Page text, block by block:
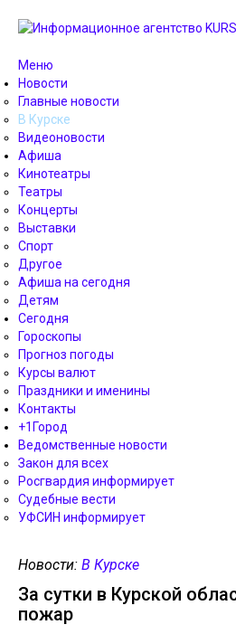
Меню
Новости
Главные новости
В Курске
Видеоновости
Афиша
Кинотеатры
Театры
Концерты
Выставки
Спорт
Другое
Афиша на сегодня
Детям
Сегодня
Гороскопы
Прогноз погоды
Курсы валют
Праздники и именины
Контакты
+1Город
Ведомственные новости
Закон для всех
Росгвардия информирует
Судебные вести
УФСИН информирует
Новости: В Курске
За сутки в Курской
пожар